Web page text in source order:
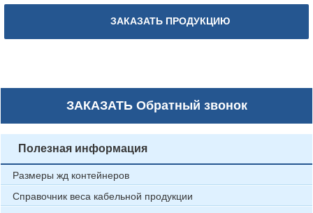
ЗАКАЗАТЬ ПРОДУКЦИЮ
ЗАКАЗАТЬОбратный звонок
Полезная информация
Размеры жд контейнеров
Справочник веса кабельной продукции